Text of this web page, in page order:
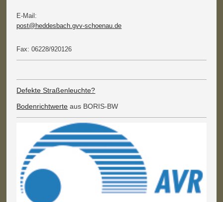
E-Mail:
post@heddesbach.gvv-schoenau.de
Fax: 06228/920126
Defekte Straßenleuchte?
Bodenrichtwerte aus BORIS-BW